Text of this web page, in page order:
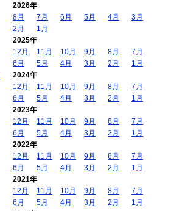
2026年
8月
7月 6月 5月 4月
3月
2月
1月
2025年
12月
11月 10月 9月 8月
7月
6月
5月 4月 3月 2月
1月
2024年
12月
11月 10月 9月 8月
7月
6月
5月 4月 3月 2月
1月
2023年
12月
11月 10月 9月 8月
7月
6月
5月 4月 3月 2月
1月
2022年
12月
11月 10月 9月 8月
7月
6月
5月 4月 3月 2月
1月
2021年
12月
11月 10月 9月 8月
7月
6月
5月 4月 3月 2月
1月